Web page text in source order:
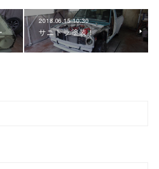
2018.06.15 10:30
サニトラ塗装！